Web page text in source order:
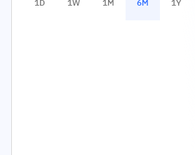
1D 1W 1M 6M 1Y